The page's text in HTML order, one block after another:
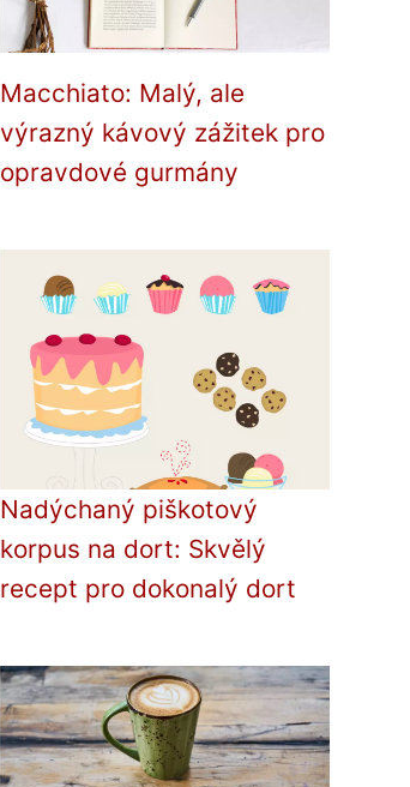
Macchiato: Malý, ale
výrazný kávový zážitek pro
opravdové gurmány
Nadýchaný piškotový
korpus na dort: Skvělý
recept pro dokonalý dort